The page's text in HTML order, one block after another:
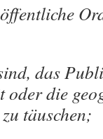
das
oder die
täuschen;